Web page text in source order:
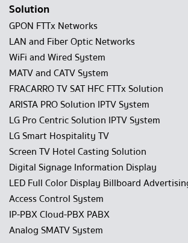
Solution
GPON FTTx Networks
LAN and Fiber Optic Networks
WiFi and Wired System
MATV and CATV System
FRACARRO TV SAT HFC FTTx Solution
ARISTA PRO Solution IPTV System
LG Pro Centric Solution IPTV System
LG Smart Hospitality TV
Screen TV Hotel Casting Solution
Digital Signage Information Display
LED Full Color Display Billboard
Access Control System
IP-PBX Cloud-PBX PABX
Analog SMATV System